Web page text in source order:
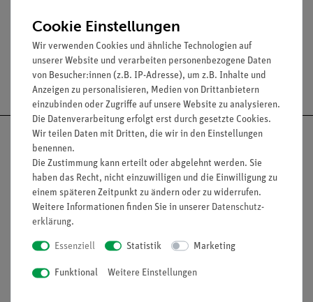
Versandkostenfrei ab 300,- €
Nach oben
Informationen Service
Cookie Einstellungen
Wir verwenden Cookies und ähnliche Technologien auf
unserer Website und verarbeiten personenbezogene Daten
von Besucher:innen (z.B. IP-Adresse), um z.B. Inhalte und
Anzeigen zu personalisieren, Medien von Drittanbietern
einzubinden oder Zugriffe auf unsere Website zu analysieren.
Die Datenverarbeitung erfolgt erst durch gesetzte Cookies.
Wir teilen Daten mit Dritten, die wir in den Einstellungen
benennen.
Die Zustimmung kann erteilt oder abgelehnt werden. Sie
haben das Recht, nicht einzuwilligen und die Einwilligung zu
einem späteren Zeitpunkt zu ändern oder zu widerrufen.
Weitere Informationen finden Sie in unserer Daten­schutz­
erklärung.
Essenziell Statistik Marketing
Funktional Weitere Einstellungen